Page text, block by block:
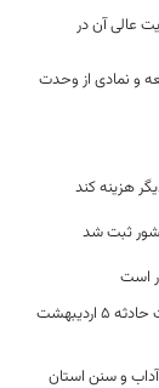
عالی آن در
و نمادی از وحدت
هزینه کند
ثبت شد
است
پیام دکتر مروج الشریعه استاندار خراسان جنوبی به مناسبت حادثه 5 اردیبهشت
و سنن استان